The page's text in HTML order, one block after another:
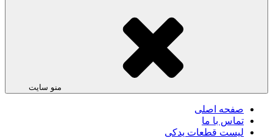
منو سایت
صفحه اصلی
تماس با ما
لیست قطعات یدکی